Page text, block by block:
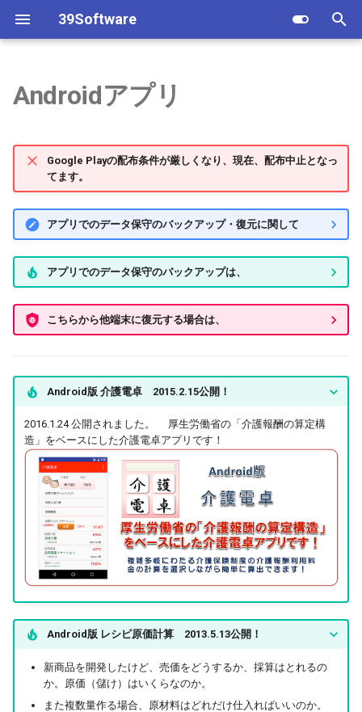
39Software
t
a
s
g
iOSアプリ
シフト表
マイPOS顧客
評価シート
レシピ原価計算
顧客予約実績
Archive
2021
2020
2016
2015
2014
2012
2011
2010
2009
2008
Androidアプリ
Google Playの配布条件が厳しくなり、現在、配布中止となっ
てます。
アプリでのデータ保守のバックアップ・復元に関して
アプリでのデータ保守のバックアップは、
こちらから他端末に復元する場合は、
Android版 介護電卓 2015.2.15公開！
2016.1.24 公開されました。 厚生労働省の「介護報酬の算定構
造」をベースにした介護電卓アプリです！
Android版 レシピ原価計算 2013.5.13公開！
新商品を開発したけど、売価をどうするか、採算はとれるの
か。原価（儲け）はいくらなのか。
また複数量作る場合、原材料はどれだけ仕入ればいいのか。